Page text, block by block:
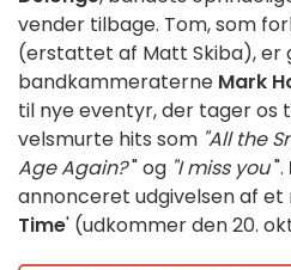
vender tilbage. Tom, som
(erstattet af Matt Skiba), er
bandkammeraterne Mark
til nye eventyr, der tager os
velsmurte hits som "All the
Age Again?" og "I miss you".
annonceret udgivelsen af et
Time' (udkommer den 20.